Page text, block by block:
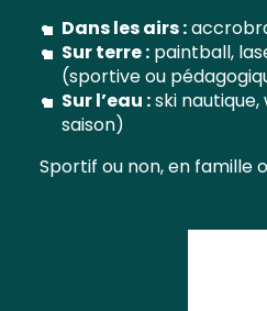
Dans les airs :
Sur terre : paintball,
(sportive ou
Sur l’eau :ski
saison)
Sportif ou non, en famille